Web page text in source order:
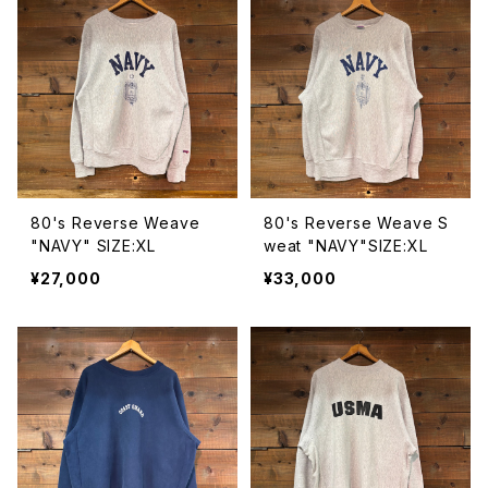
80's Reverse Weave
"NAVY" SIZE:XL
¥27,000
80's Reverse Weave S
weat "NAVY"SIZE:XL
¥33,000